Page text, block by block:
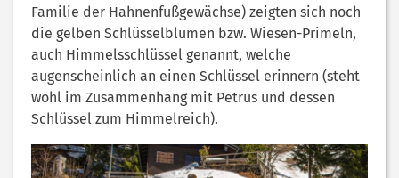
Familie der Hahnenfußgewächse) zeigten sich noch
die gelben Schlüsselblumen bzw. Wiesen-Primeln,
auch Himmelsschlüssel genannt, welche
augenscheinlich an einen Schlüssel erinnern (steht
wohl im Zusammenhang mit Petrus und dessen
Schlüssel zum Himmelreich).